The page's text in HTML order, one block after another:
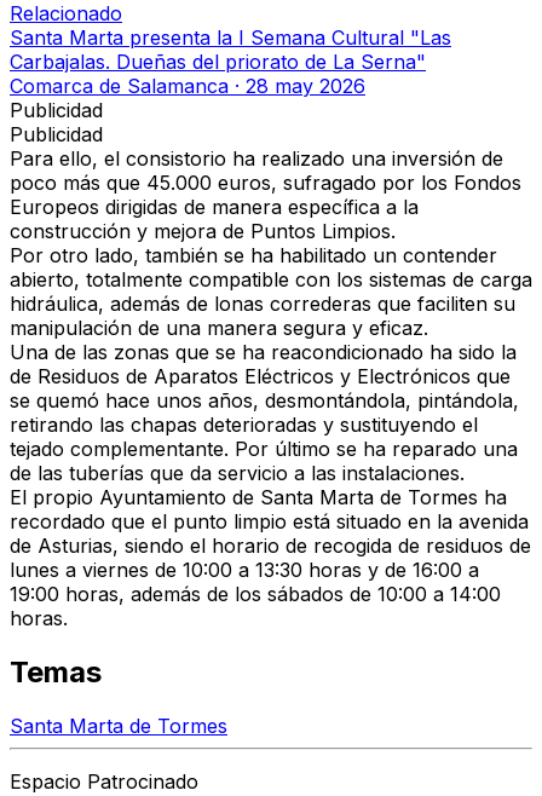
Relacionado
Santa Marta presenta la I Semana Cultural "Las
Carbajalas. Dueñas del priorato de La Serna"
Comarca de Salamanca · 28 may 2026
Publicidad
Publicidad
Para ello, el consistorio ha realizado una inversión de
poco más que 45.000 euros, sufragado por los Fondos
Europeos dirigidas de manera específica a la
construcción y mejora de Puntos Limpios.
Por otro lado, también se ha habilitado un contender
abierto, totalmente compatible con los sistemas de carga
hidráulica, además de lonas correderas que faciliten su
manipulación de una manera segura y eficaz.
Una de las zonas que se ha reacondicionado ha sido la
de Residuos de Aparatos Eléctricos y Electrónicos que
se quemó hace unos años, desmontándola, pintándola,
retirando las chapas deterioradas y sustituyendo el
tejado complementante. Por último se ha reparado una
de las tuberías que da servicio a las instalaciones.
El propio Ayuntamiento de Santa Marta de Tormes ha
recordado que el punto limpio está situado en la avenida
de Asturias, siendo el horario de recogida de residuos de
lunes a viernes de 10:00 a 13:30 horas y de 16:00 a
19:00 horas, además de los sábados de 10:00 a 14:00
horas.
Temas
Santa Marta de Tormes
Espacio Patrocinado